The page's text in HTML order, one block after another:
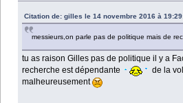
Citation de: gilles le 14 novembre 2016 à
messieurs,on parle pas de politique mais de
tu as raison Gilles pas de politique il y a
recherche est dépendante
de la
malheureusement